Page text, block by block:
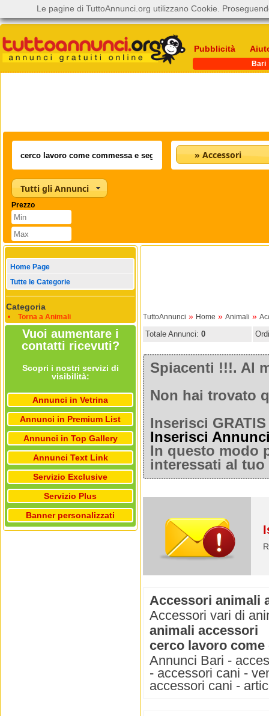
Pubblicità
Bari
» Accessori
Tutti gli Annunci
Prezzo
Home Page
Tutte le Categorie
Categoria
Torna a Animali
Vuoi aumentare i
contatti ricevuti?
Scopri i nostri servizi di
visibilità:
Annunci in Vetrina
Annunci in Premium List
Annunci in Top Gallery
Annunci Text Link
Servizio Exclusive
Servizio Plus
Banner personalizzati
TuttoAnnunci » Home » Animali »
Totale Annunci: 0
Spiacenti !!!. Al
Non hai trovato
Inserisci
Inserisci
In questo modo
interessati al
Accessori animali
Accessori vari di
animali accessori
cerco lavoro
Annunci Bari -
- accessori cani -
accessori cani -
Le pagine di TuttoAnnunci.org utilizzano Cookie.